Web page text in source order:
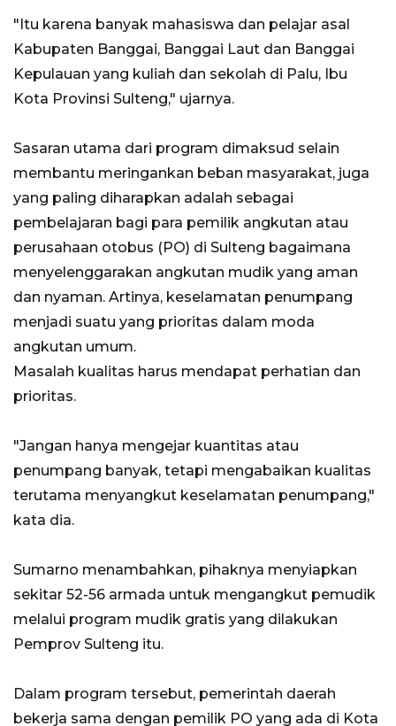
"Itu karena banyak mahasiswa dan pelajar asal
Kabupaten Banggai, Banggai Laut dan Banggai
Kepulauan yang kuliah dan sekolah di Palu, Ibu
Kota Provinsi Sulteng," ujarnya.
Sasaran utama dari program dimaksud selain
membantu meringankan beban masyarakat, juga
yang paling diharapkan adalah sebagai
pembelajaran bagi para pemilik angkutan atau
perusahaan otobus (PO) di Sulteng bagaimana
menyelenggarakan angkutan mudik yang aman
dan nyaman. Artinya, keselamatan penumpang
menjadi suatu yang prioritas dalam moda
angkutan umum.
Masalah kualitas harus mendapat perhatian dan
prioritas.
"Jangan hanya mengejar kuantitas atau
penumpang banyak, tetapi mengabaikan kualitas
terutama menyangkut keselamatan penumpang,"
kata dia.
Sumarno menambahkan, pihaknya menyiapkan
sekitar 52-56 armada untuk mengangkut pemudik
melalui program mudik gratis yang dilakukan
Pemprov Sulteng itu.
Dalam program tersebut, pemerintah daerah
bekerja sama dengan pemilik PO yang ada di Kota